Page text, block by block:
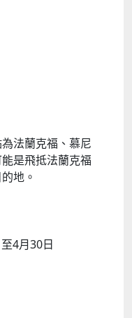
法蘭克福、慕尼
是飛抵法蘭克福
地。
4月30日